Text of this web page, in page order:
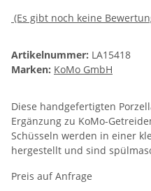
(Es gibt noch keine
Artikelnummer: LA15418
Marken: KoMo GmbH
Diese handgefertigten
Ergänzung zu KoMo-
Schüsseln werden in einer
hergestellt und sind
Preis auf Anfrage